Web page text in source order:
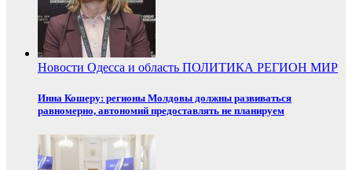
Новости Одесса и область ПОЛИТИКА РЕГИОН МИР
Инна Кошеру: регионы Молдовы должны развиваться
равномерно, автономий предоставлять не планируем